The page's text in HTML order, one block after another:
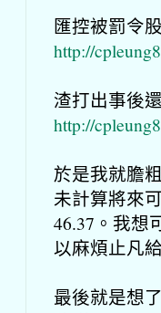
匯控被罰令
http://
渣打出事後
http://
於是我就膽
未計算將來
46.37。我想
以麻煩止凡
最後就是想